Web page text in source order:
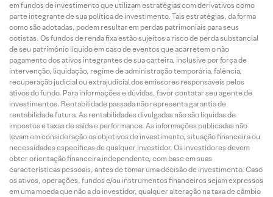
em fundos de investimento que utilizam estratégias com derivativos como
parte integrante de sua política de investimento. Tais estratégias, da forma
como são adotadas, podem resultar em perdas patrimoniais para seus
cotistas. Os fundos de renda fixa estão sujeitos a risco de perda substancial
de seu patrimônio líquido em caso de eventos que acarretem o não
pagamento dos ativos integrantes de sua carteira, inclusive por força de
intervenção, liquidação, regime de administração temporária, falência,
recuperação judicial ou extrajudicial dos emissores responsáveis pelos
ativos do fundo. Para informações e dúvidas, favor contatar seu agente de
investimentos. Rentabilidade passada não representa garantia de
rentabilidade futura. As rentabilidades divulgadas não são líquidas de
impostos e taxas de saída e performance. As informações publicadas não
levam em consideração os objetivos de investimento, situação financeira ou
necessidades específicas de qualquer investidor. Os investidores devem
obter orientação financeira independente, com base em suas
características pessoais, antes de tomar uma decisão de investimento. Caso
os ativos, operações, fundos e/ou instrumentos financeiros sejam expressos
em uma moeda que não a do investidor, qualquer alteração na taxa de câmbio